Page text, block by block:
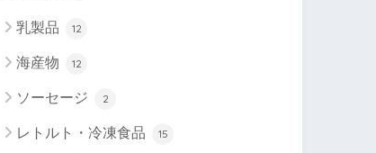
乳製品 12
海産物 12
ソーセージ 2
レトルト・冷凍食品 15